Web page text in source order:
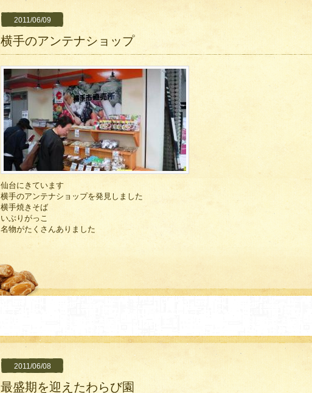
2011/06/09
横手のアンテナショップ
仙台にきています
横手のアンテナショップを発見しました
横手焼きそば
いぶりがっこ
名物がたくさんありました
2011/06/08
最盛期を迎えたわらび園